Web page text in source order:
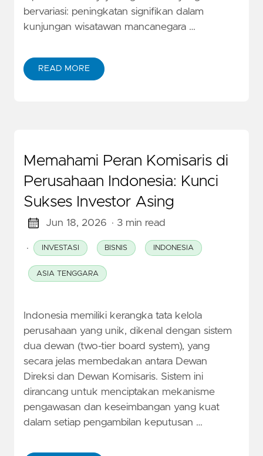
bervariasi: peningkatan signifikan dalam
kunjungan wisatawan mancanegara …
READ MORE
Memahami Peran Komisaris di
Perusahaan Indonesia: Kunci
Sukses Investor Asing
Jun 18, 2026 · 3 min read
· INVESTASI BISNIS INDONESIA
ASIA TENGGARA
Indonesia memiliki kerangka tata kelola
perusahaan yang unik, dikenal dengan sistem
dua dewan (two-tier board system), yang
secara jelas membedakan antara Dewan
Direksi dan Dewan Komisaris. Sistem ini
dirancang untuk menciptakan mekanisme
pengawasan dan keseimbangan yang kuat
dalam setiap pengambilan keputusan …